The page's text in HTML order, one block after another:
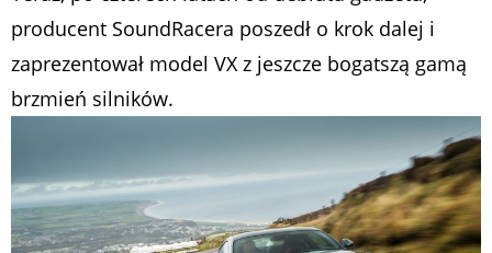
producent SoundRacera poszedł o krok dalej i
zaprezentował model VX z jeszcze bogatszą gamą
brzmień silników.